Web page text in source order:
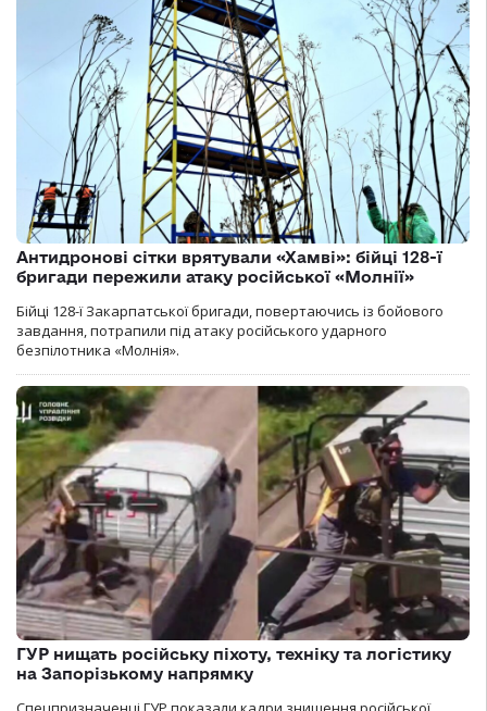
Антидронові сітки врятували «Хамві»: бійці 128-ї
бригади пережили атаку російської «Молнії»
Бійці 128-ї Закарпатської бригади, повертаючись із бойового
завдання, потрапили під атаку російського ударного
безпілотника «Молнія».
ГУР нищать російську піхоту, техніку та логістику
на Запорізькому напрямку